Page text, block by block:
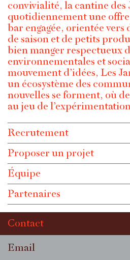
convivialité, la cantine des
quotidiennement une
bar engagée, orientée
de saison et de petits
bien manger respectueux
environnementales et
mouvement d’idées, Les
un écosystème des
nouvelles se forment, où
au jeu de
Recrutement
Proposer un projet
Équipe
Partenaires
Contact
Email